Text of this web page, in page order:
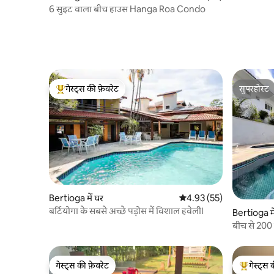
6 सुइट वाला बीच हाउस Hanga Roa Condo
गेस्ट्स का टॉप फ़ेवरेट
गेस्ट्स की फ़ेवरेट
Bertioga में घर औसत रेटिंग 5 में से 4.93, 55
4.93 (55)
बर्टियोगा के सबसे अच्छे पड़ोस में विशाल हवेली।
सुपरहोस्ट
सुपरहोस्ट
Bertioga
बीच से 200
गेस्ट्स की फ़ेवरेट गेस्ट्स